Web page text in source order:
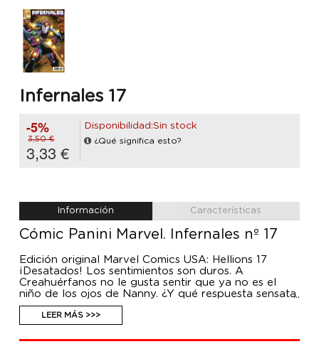
Infernales 17
-5%
3,50 €
3,33 €
Disponibilidad:Sin stock
¿Qué significa esto?
Información Características
Cómic Panini Marvel. Infernales nº 17
Edición original Marvel Comics USA: Hellions 17
¡Desatados! Los sentimientos son duros. A
Creahuérfanos no le gusta sentir que ya no es el
niño de los ojos de Nanny. ¿Y qué respuesta sensata
y madura tomará contra sus enemigos de La
Verdad, en un intento de recuperar su cariño? Las
consecuencias serán nefastas.
LEER MÁS >>>